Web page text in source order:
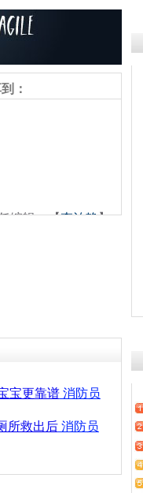
：
编辑：【李泊静】
宝更靠谱消防员
所救出后消防员